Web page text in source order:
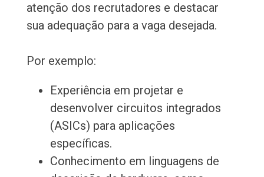
atenção dos recrutadores e destacar
sua adequação para a vaga desejada.
Por exemplo:
Experiência em projetar e
desenvolver circuitos integrados
(ASICs) para aplicações
específicas.
Conhecimento em linguagens de